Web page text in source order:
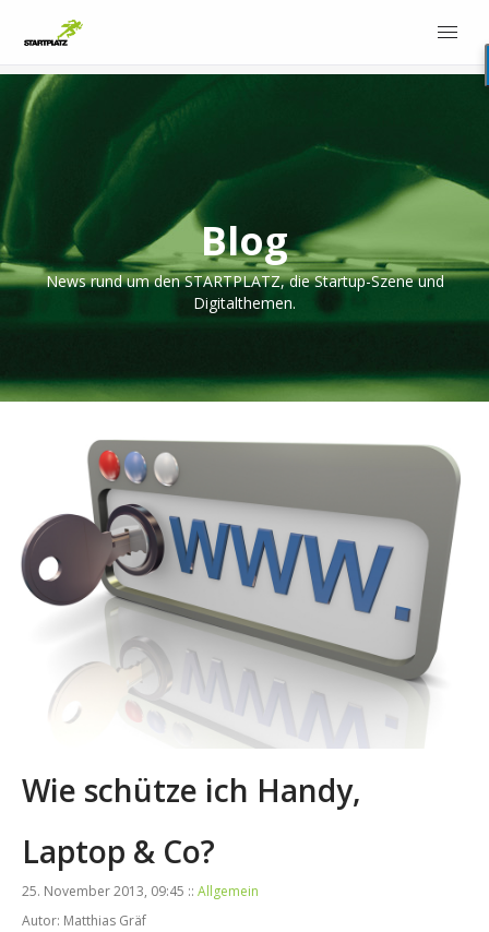
Blog
News rund um den STARTPLATZ, die Startup-Szene und
Digitalthemen.
Wie schütze ich Handy,
Laptop & Co?
25. November 2013, 09:45 :: Allgemein
Autor: Matthias Gräf